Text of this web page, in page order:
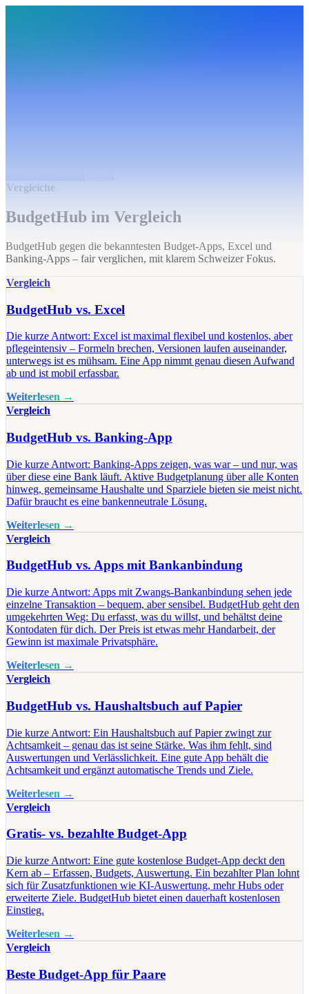
Vergleiche
BudgetHub im Vergleich
BudgetHub gegen die bekanntesten Budget-Apps, Excel und
Banking-Apps – fair verglichen, mit klarem Schweizer Fokus.
Vergleich
BudgetHub vs. Excel
Die kurze Antwort: Excel ist maximal flexibel und kostenlos, aber
pflegeintensiv – Formeln brechen, Versionen laufen auseinander,
unterwegs ist es mühsam. Eine App nimmt genau diesen Aufwand
ab und ist mobil erfassbar.
Weiterlesen →
Vergleich
BudgetHub vs. Banking-App
Die kurze Antwort: Banking-Apps zeigen, was war – und nur, was
über diese eine Bank läuft. Aktive Budgetplanung über alle Konten
hinweg, gemeinsame Haushalte und Sparziele bieten sie meist nicht.
Dafür braucht es eine bankenneutrale Lösung.
Weiterlesen →
Vergleich
BudgetHub vs. Apps mit Bankanbindung
Die kurze Antwort: Apps mit Zwangs-Bankanbindung sehen jede
einzelne Transaktion – bequem, aber sensibel. BudgetHub geht den
umgekehrten Weg: Du erfasst, was du willst, und behältst deine
Kontodaten für dich. Der Preis ist etwas mehr Handarbeit, der
Gewinn ist maximale Privatsphäre.
Weiterlesen →
Vergleich
BudgetHub vs. Haushaltsbuch auf Papier
Die kurze Antwort: Ein Haushaltsbuch auf Papier zwingt zur
Achtsamkeit – genau das ist seine Stärke. Was ihm fehlt, sind
Auswertungen und Verlässlichkeit. Eine gute App behält die
Achtsamkeit und ergänzt automatische Trends und Ziele.
Weiterlesen →
Vergleich
Gratis- vs. bezahlte Budget-App
Die kurze Antwort: Eine gute kostenlose Budget-App deckt den
Kern ab – Erfassen, Budgets, Auswertung. Ein bezahlter Plan lohnt
sich für Zusatzfunktionen wie KI-Auswertung, mehr Hubs oder
erweiterte Ziele. BudgetHub bietet einen dauerhaft kostenlosen
Einstieg.
Weiterlesen →
Vergleich
Beste Budget-App für Paare